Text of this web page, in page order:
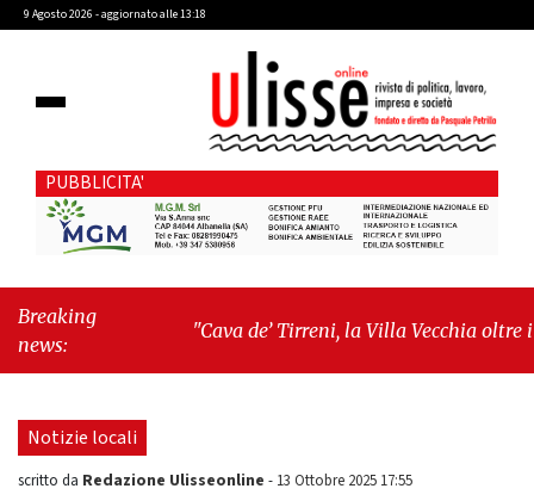
9 Agosto 2026 - aggiornato alle 13:18
PUBBLICITA'
Breaking
news:
"Cava de’ Tirreni, la Villa Vecchia oltre i
seduta consiliare: “Serve chiarezza!”"
Notizie locali
scritto da Redazione Ulisseonline - 13 Ottobre 2025 17:55